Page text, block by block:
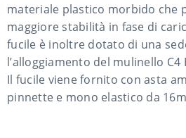
materiale plastico morbido che
maggiore stabilità in fase di
fucile è inoltre dotato di una
l’alloggiamento del mulinello C4
Il fucile viene fornito con asta
pinnette e mono elastico da